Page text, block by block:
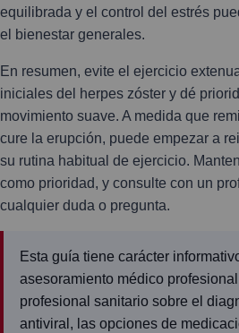
equilibrada y el control del estrés
el bienestar generales.
En resumen, evite el ejercicio
iniciales del herpes zóster y dé
movimiento suave. A medida que
cure la erupción, puede empezar a
su rutina habitual de ejercicio.
como prioridad, y consulte con un
cualquier duda o pregunta.
Esta guía tiene carácter
asesoramiento médico
profesional sanitario sobre el
antiviral, las opciones de